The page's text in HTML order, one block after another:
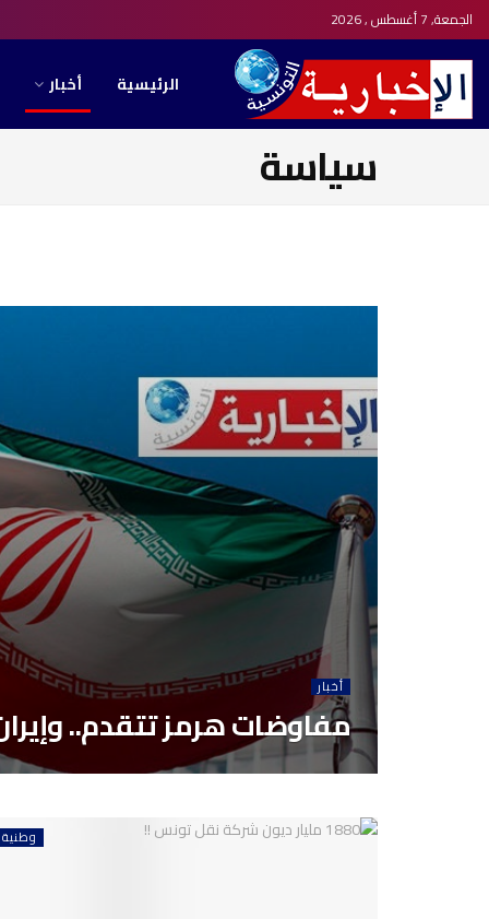
الجمعة, 7 أغسطس , 2026
الرئيسية أخبار
سياسة
أخبار
مفاوضات هرمز تتقدم..
وطنية